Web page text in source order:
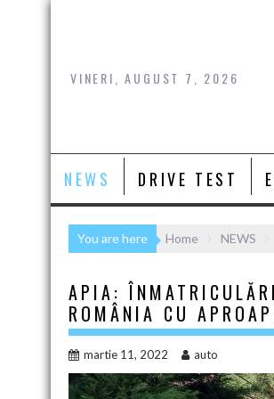
Skip
VINERI, AUGUST 7, 2026
NEWS DRIVE TEST
You are here Home NEWS
APIA:
ROMÂNIA CU
martie 11, 2022 auto